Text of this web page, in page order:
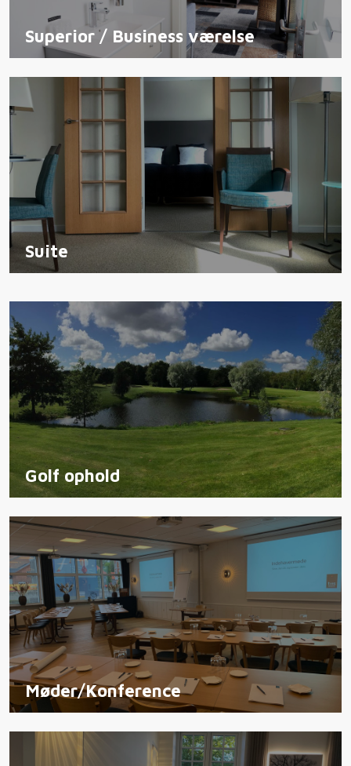
Superior / Business værelse
Suite
Golf ophold
Møder/Konference